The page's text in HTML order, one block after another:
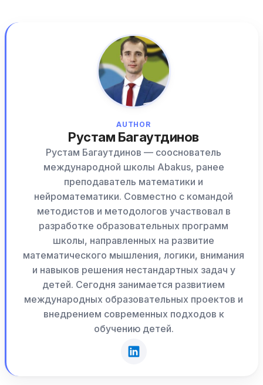
AUTHOR
Рустам Багаутдинов
Рустам Багаутдинов — сооснователь
международной школы Abakus, ранее
преподаватель математики и
нейроматематики. Совместно с командой
методистов и методологов участвовал в
разработке образовательных программ
школы, направленных на развитие
математического мышления, логики, внимания
и навыков решения нестандартных задач у
детей. Сегодня занимается развитием
международных образовательных проектов и
внедрением современных подходов к
обучению детей.